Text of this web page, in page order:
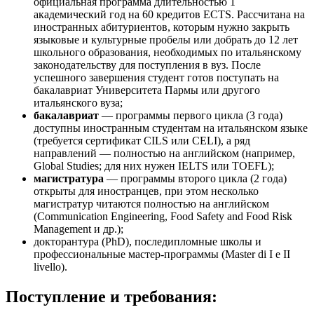
академический год на 60 кредитов ECTS. Рассчитана на
иностранных абитуриентов, которым нужно закрыть
языковые и культурные пробелы или добрать до 12 лет
школьного образования, необходимых по итальянскому
законодательству для поступления в вуз. После
успешного завершения студент готов поступать на
бакалавриат Университета Пармы или другого
итальянского вуза;
бакалавриат — программы первого цикла (3 года)
доступны иностранным студентам на итальянском языке
(требуется сертификат CILS или CELI), а ряд
направлений — полностью на английском (например,
Global Studies; для них нужен IELTS или TOEFL);
магистратура — программы второго цикла (2 года)
открыты для иностранцев, при этом несколько
магистратур читаются полностью на английском
(Communication Engineering, Food Safety and Food Risk
Management и др.);
докторантура (PhD), последипломные школы и
профессиональные мастер-программы (Master di I e II
livello).
Поступление и требования: